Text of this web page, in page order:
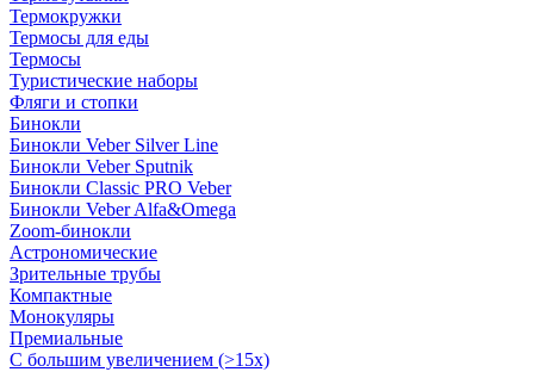
Термокружки
Термосы для еды
Термосы
Туристические наборы
Фляги и стопки
Бинокли
Бинокли Veber Silver Line
Бинокли Veber Sputnik
Бинокли Classic PRO Veber
Бинокли Veber Alfa&Omega
Zoom-бинокли
Астрономические
Зрительные трубы
Компактные
Монокуляры
Премиальные
С большим увеличением (>15x)